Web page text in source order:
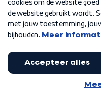
ANDER
KEN
Way